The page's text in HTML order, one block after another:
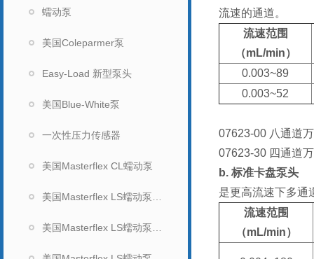
蠕动泵
美国Coleparmer泵
Easy-Load 新型泵头
美国Blue-White泵
一次性压力传感器
美国Masterflex CL蠕动泵
流速的通道。
流速范围
（mL/min）
0.003~89
0.003~52
07623-00 八通道
07623-30 四通道
b. 标准卡盘泵头
是更高流速下多通
流速范围
（mL/min）